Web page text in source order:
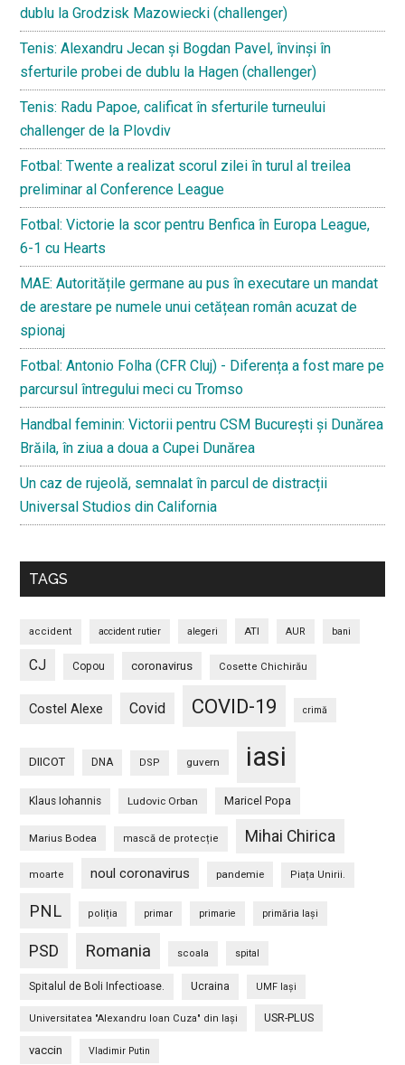
dublu la Grodzisk Mazowiecki (challenger)
Tenis: Alexandru Jecan și Bogdan Pavel, învinși în
sferturile probei de dublu la Hagen (challenger)
Tenis: Radu Papoe, calificat în sferturile turneului
challenger de la Plovdiv
Fotbal: Twente a realizat scorul zilei în turul al treilea
preliminar al Conference League
Fotbal: Victorie la scor pentru Benfica în Europa League,
6-1 cu Hearts
MAE: Autoritățile germane au pus în executare un mandat
de arestare pe numele unui cetățean român acuzat de
spionaj
Fotbal: Antonio Folha (CFR Cluj) - Diferența a fost mare pe
parcursul întregului meci cu Tromso
Handbal feminin: Victorii pentru CSM București și Dunărea
Brăila, în ziua a doua a Cupei Dunărea
Un caz de rujeolă, semnalat în parcul de distracții
Universal Studios din California
TAGS
accident accident rutier alegeri ATI AUR bani
CJ Copou coronavirus Cosette Chichirău
Costel Alexe Covid COVID-19 crimă
DIICOT DNA DSP guvern iasi
Klaus Iohannis Ludovic Orban Maricel Popa
Marius Bodea mască de protecție Mihai Chirica
moarte noul coronavirus pandemie Piața Unirii.
PNL poliția primar primarie primăria Iași
PSD Romania scoala spital
Spitalul de Boli Infectioase. Ucraina UMF Iași
Universitatea "Alexandru Ioan Cuza" din Iaşi USR-PLUS
vaccin Vladimir Putin